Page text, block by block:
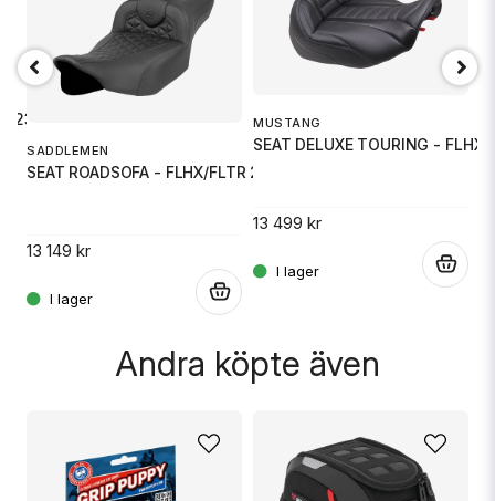
Mejladress
Ja, ni får publicera min fråga
23-2
SADDLEMEN
SEAT ROADSOFA - FLHX/FLTR 23-U
13 149 kr
MUSTANG
SEAT DELUXE TOURING - FLHX/
13 499 kr
Andra köpte även